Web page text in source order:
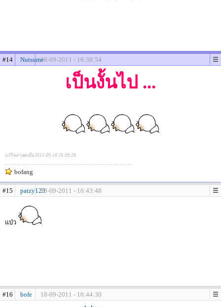
#14 Nutsume18-09-2011 - 16:38:54
เป็นงั้นไป ...
แก้ไขล่าสุดเมื่อ 2011-09-18 16:39:28
bofang
#15 patzy12318-09-2011 - 16:43:48
แป่ว
#16 bofe 18-09-2011 - 16:44:30